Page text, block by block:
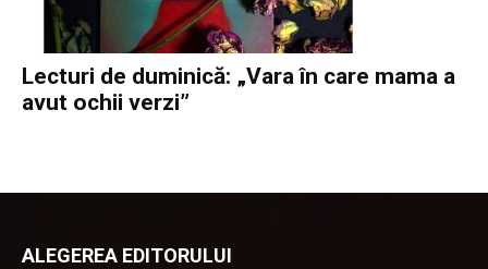
Lecturi de duminică: „Vara în care mama a
avut ochii verzi”
ALEGEREA EDITORULUI